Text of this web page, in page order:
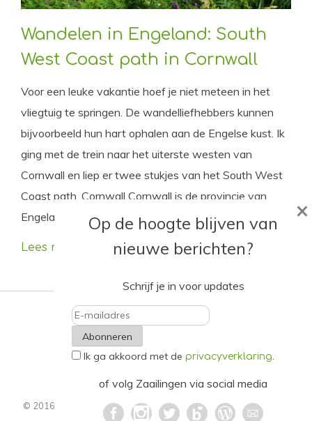
Wandelen in Engeland: South
West Coast path in Cornwall
Voor een leuke vakantie hoef je niet meteen in het
vliegtuig te springen. De wandelliefhebbers kunnen
bijvoorbeeld hun hart ophalen aan de Engelse kust. Ik
ging met de trein naar het uiterste westen van
Cornwall en liep er twee stukjes van het South West
Coast path. Cornwall Cornwall is de provincie van
Engeland die helemaal […]
Lees meer
© 2016 - 2021. Alle rechten voorbehouden. Privacyverklaring
Op de hoogte blijven van
nieuwe berichten?
Schrijf je in voor updates
E-
mailadres
Ik ga akkoord met de privacyverklaring.
of volg Zaailingen via social media
×